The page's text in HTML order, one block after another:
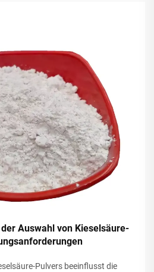
Auswahl von Kieselsäure-
Pulvers beeinflusst die